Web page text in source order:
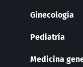
Ginecología
Pediatría
Medicina